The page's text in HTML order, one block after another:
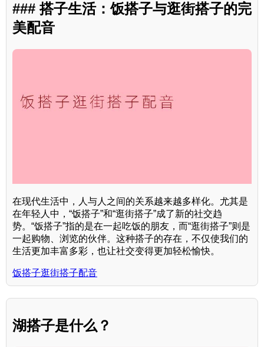
### 搭子生活：饭搭子与逛街搭子的完
美配音
在现代生活中，人与人之间的关系越来越多样化。尤其是
在年轻人中，“饭搭子”和“逛街搭子”成了新的社交趋
势。“饭搭子”指的是在一起吃饭的朋友，而“逛街搭子”则是
一起购物、浏览的伙伴。这种搭子的存在，不仅使我们的
生活更加丰富多彩，也让社交变得更加轻松愉快。
饭搭子逛街搭子配音
湖搭子是什么？